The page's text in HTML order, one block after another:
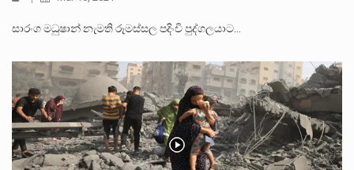
සාරංග මධුෂාන් නැමති රූමස්සල පදිංචි පුද්ගලයාට…